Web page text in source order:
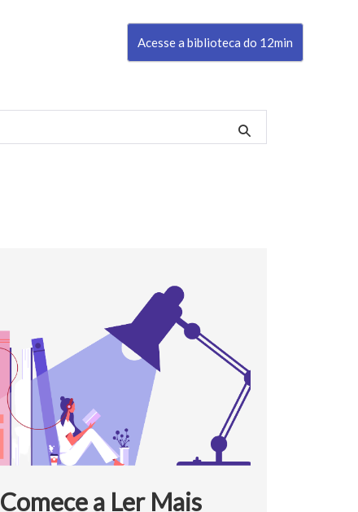
Acesse a biblioteca do 12min
Comece a Ler Mais